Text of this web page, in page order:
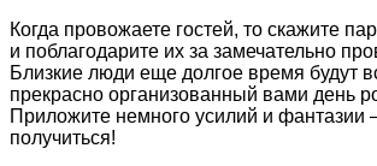
Когда провожаете гостей, то скажите
и поблагодарите их за замечательно
Близкие люди еще долгое время будут
прекрасно организованный вами день
Приложите немного усилий и фантазии
получиться!